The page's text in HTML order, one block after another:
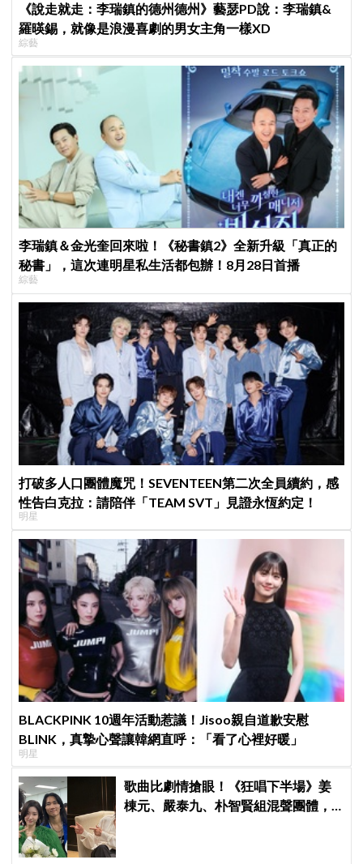
《說走就走：李瑞鎮的德州德州》藝瑟PD說：李瑞鎮&
羅暎錫，就像是浪漫喜劇的男女主角一樣XD
綜藝
李瑞鎮＆金光奎回來啦！《秘書鎮2》全新升級「真正的
秘書」，這次連明星私生活都包辦！8月28日首播
綜藝
打破多人口團體魔咒！SEVENTEEN第二次全員續約，感
性告白克拉：請陪伴「TEAM SVT」見證永恆約定！
明星
BLACKPINK 10週年活動惹議！Jisoo親自道歉安慰
BLINK，真摯心聲讓韓網直呼：「看了心裡好暖」
明星
歌曲比劇情搶眼！《狂唱下半場》姜
棟元、嚴泰九、朴智賢組混聲團體，